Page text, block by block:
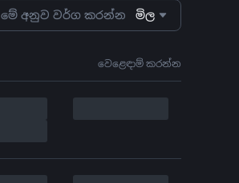
මේ අනුව වර්ග කරන්න මිල
වෙළෙඳාම් කරන්න